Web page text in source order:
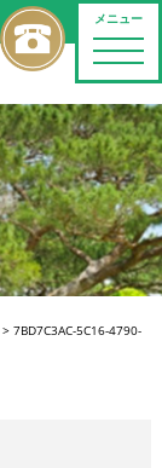
メニュー
toggle
> 7BD7C3AC-5C16-4790-